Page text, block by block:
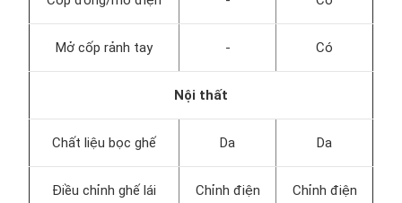
Mở cốp rảnh tay - Có
Nội thất
Chất liệu bọc ghế Da Da
Điều chỉnh ghế lái
Chỉnh điện
Chỉnh điện